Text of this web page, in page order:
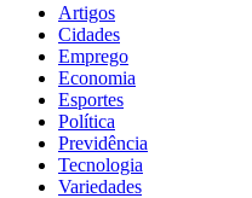
Artigos
Cidades
Emprego
Economia
Esportes
Política
Previdência
Tecnologia
Variedades